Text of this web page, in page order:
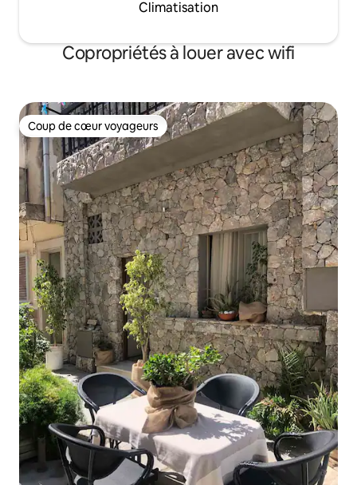
Climatisation
Copropriétés à louer avec wifi
Coup de cœur voyageurs
Coup de cœur voyageurs